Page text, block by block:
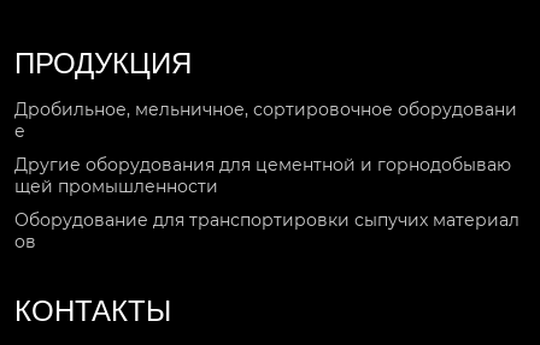
ПРОДУКЦИЯ
Дробильное, мельничное, сортировочное оборудовани
е
Другие оборудования для цементной и горнодобываю
щей промышленности
Оборудование для транспортировки сыпучих материал
ов
КОНТАКТЫ